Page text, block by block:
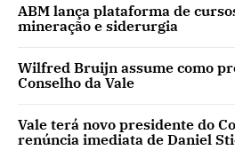
ABM lança plataforma de
mineração e siderurgia
Wilfred Bruijn assume como
Conselho da Vale
Vale terá novo presidente do
renúncia imediata de Daniel